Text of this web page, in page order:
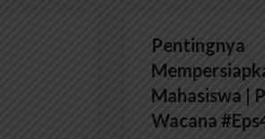
Pentingnya
Mahasiswa |
Wacana